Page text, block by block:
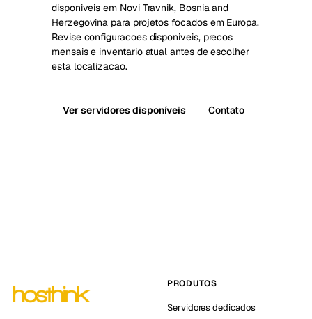
disponiveis em Novi Travnik, Bosnia and
Herzegovina para projetos focados em Europa.
Revise configuracoes disponiveis, precos
mensais e inventario atual antes de escolher
esta localizacao.
Ver servidores disponíveis Contato
PRODUTOS
Servidores dedicados